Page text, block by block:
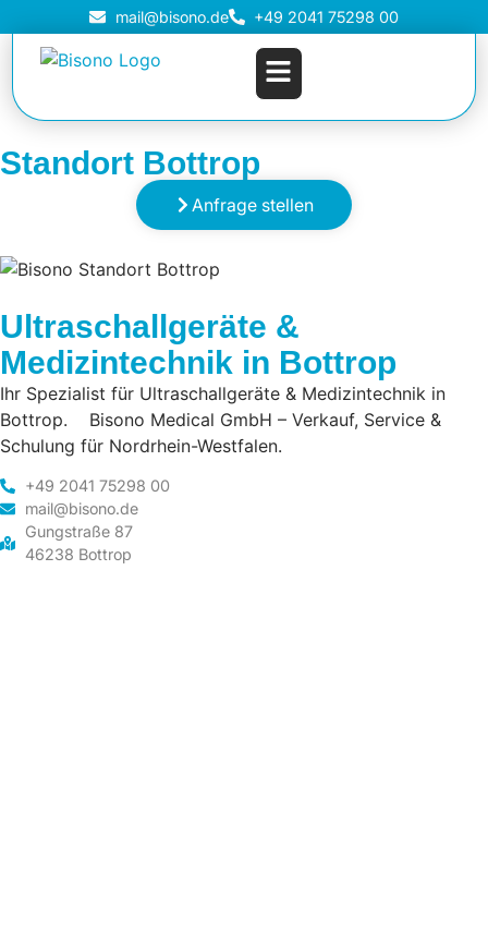
mail@bisono.de +49 2041 75298 00
Standort Bottrop
Anfrage stellen
Ultraschallgeräte &
Medizintechnik in Bottrop
Ihr Spezialist für Ultraschallgeräte & Medizintechnik in
Bottrop. Bisono Medical GmbH – Verkauf, Service &
Schulung für Nordrhein-Westfalen.
+49 2041 75298 00
mail@bisono.de
Gungstraße 87
46238 Bottrop